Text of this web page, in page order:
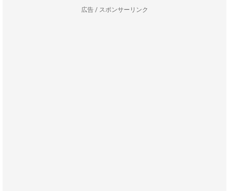
広告 / スポンサーリンク